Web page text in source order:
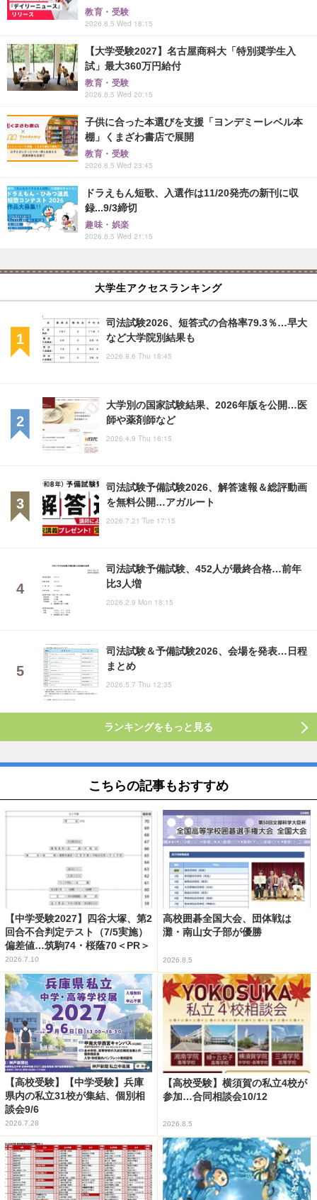
教育・受験
2026.8.5 Wed 18:15
【大学受験2027】名古屋商科大「特別奨学生入
試」最大360万円給付
教育・受験
2026.8.5 Wed 20:15
子供に合った本選びを支援「ヨンデミーレベル本
棚」くまざわ書店で展開
教育・受験
2026.8.5 Wed 23:45
ドラえもん短歌、入選作は11/20発売の新刊に収
録...9/3締切
趣味・娯楽
2026.8.5 Wed 21:15
大学生アクセスランキング
司法試験2026、短答式の合格率79.3％…早大
など大学院別結果も
2026.8.6 Thu 18:45
大学別の国家試験結果、2026年版を公開…医
師や薬剤師など
2026.4.9 Thu 16:15
司法試験予備試験2026、解答速報＆総評動画
を無料公開…アガルート
2026.7.21 Tue 17:15
司法試験予備試験、452人が最終合格…前年
比3人増
2026.2.9 Mon 18:15
司法試験＆予備試験2026、会場を発表…日程
まとめ
2026.5.7 Thu 12:35
ランキングをもっと見る
こちらの記事もおすすめ
【中学受験2027】四谷大塚、第2
回合不合判定テスト（7/5実施）
偏差値…筑駒74・桜蔭70＜PR＞
2026.7.10
高校囲碁全国大会、団体戦は
灘・南山女子部が優勝
2026.8.5
【高校受験】【中学受験】兵庫
県内の私立31校が集結、個別相
談会9/6
2026.7.28
【高校受験】横須賀の私立4校が
参加…合同相談会10/12
2026.8.5